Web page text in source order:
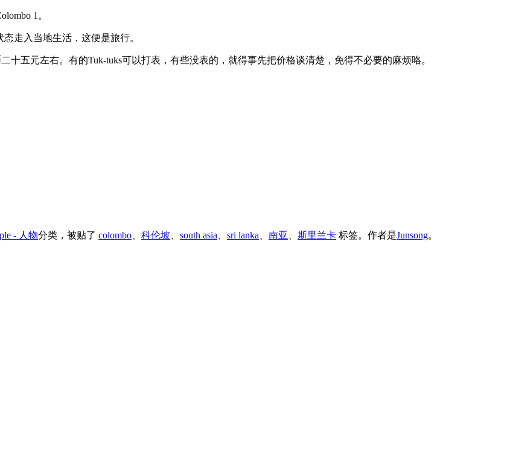
1。
走入当地生活，这便是旅行。
十五元左右。有的Tuk-tuks可以打表，有些没表的，就得事先把价格谈清楚，免得不必要的麻烦咯。
- 人物分类，被贴了 colombo 科伦坡 south asia sri lanka 南亚 斯里兰卡 标签。 作者是Junsong。